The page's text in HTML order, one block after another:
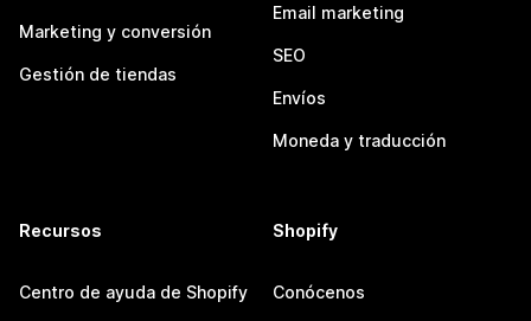
Marketing y conversión
Gestión de tiendas
Email marketing
SEO
Envíos
Moneda y traducción
Recursos
Centro de ayuda de Shopify
Shopify
Conócenos